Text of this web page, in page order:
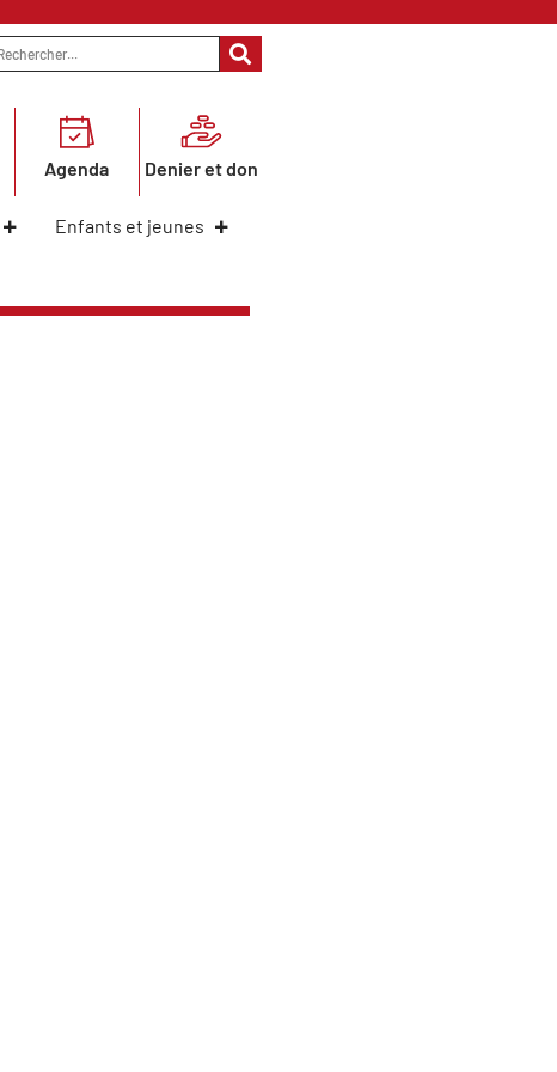
Agenda Denier et don
Enfants et jeunes